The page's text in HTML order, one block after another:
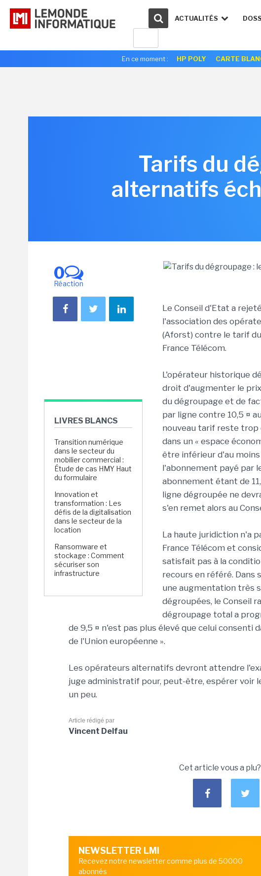
ACTUALITÉS
En ce moment : HP POLY CARTE
Tarifs du
alternatifs
0
Réaction
LIVRES BLANCS
Transition numérique
dans le secteur du
mobilier commercial :
Étude de cas HMY Haut
du formulaire
Innovation et
transformation : Les
défis de la digitalisation
dans le secteur de la
location
Ransomware et
stockage : Comment
sécuriser son
infrastructure
Le Conseil d'Etat a
l'association des
(Aforst) contre le tarif
France Télécom.
L'opérateur historique
droit d'augmenter le
du dégroupage et de
par ligne contre 10,5 ¤
nouveau tarif reste
dans un « espace
être inférieur d'au
l'abonnement payé par
abonnement étant de
ligne dégroupée ne
s'en remet alors au
La haute juridiction n'a
France Télécom et
satisfait pas à la
recours en référé. Dans
une augmentation très
dégroupées, le Conseil
dégroupage total a
de 9,5 ¤ n'est pas plus élevé que celui consenti
de l'Union européenne ».
Les opérateurs alternatifs devront attendre
juge administratif pour, peut-être, espérer voir
un peu.
Article rédigé par
Vincent Delfau
Cet article vous a plu?
NEWSLETTER LMI
Recevez notre newsletter comme plus de 50000
abonnés